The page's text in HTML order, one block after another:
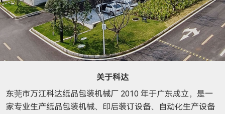
关于科达
东莞市万江科达纸品包装机械厂 2010 年于广东成立，是一
家专业生产纸品包装机械、印后装订设备、自动化生产设备